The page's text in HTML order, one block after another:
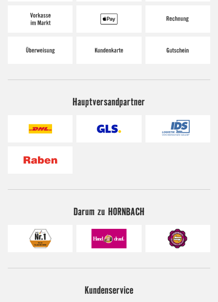
Hauptversandpartner
Darum zu HORNBACH
Kundenservice